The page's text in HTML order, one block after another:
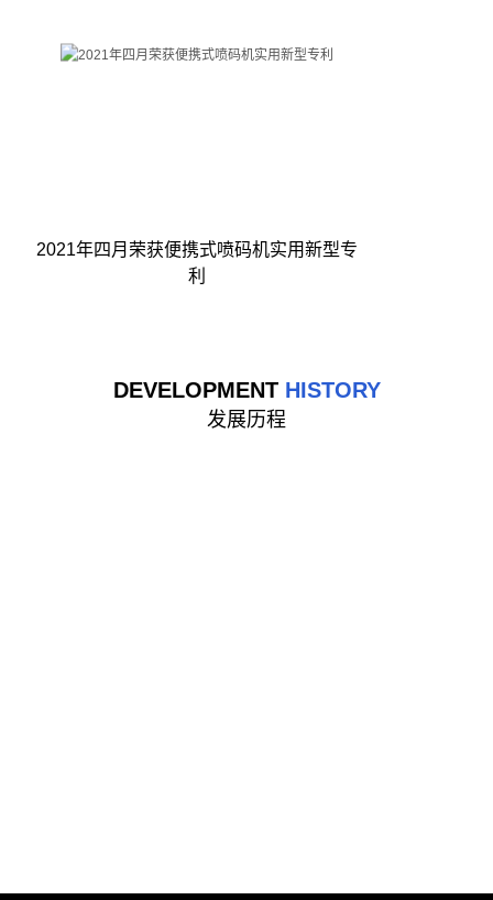
2021年四月荣获便携式喷码机实用新型专
利
DEVELOPMENT HISTORY
发展历程